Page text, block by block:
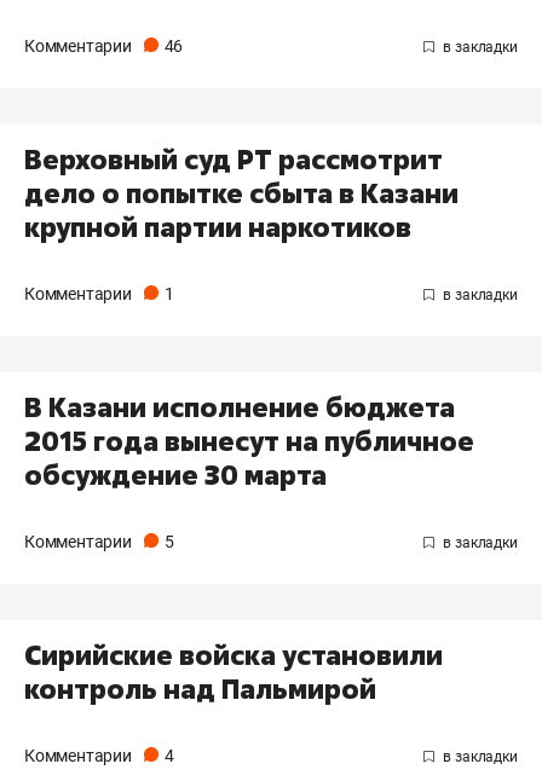
Комментарии 46
Верховный суд РТ рассмотрит
дело о попытке сбыта в Казани
крупной партии наркотиков
Комментарии 1
​В Казани исполнение бюджета
2015 года вынесут на публичное
обсуждение 30 марта
Комментарии 5
Сирийские войска установили
контроль над Пальмирой
Комментарии 4